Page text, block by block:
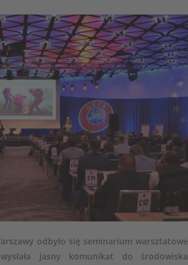
odbyło się seminarium warsztatowe
jasny komunikat do środowiska